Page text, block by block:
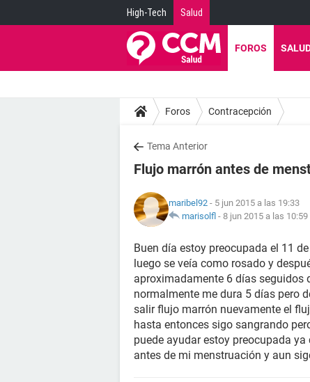
High-Tech Salud
FOROS
Foros Contracepción
Tema Anterior
Flujo marrón antes de
maribel92 - 5 jun 2015 a las 19:33
marisolfl - 8 jun 2015 a las 10:59
Buen día estoy preocupada el 11
luego se veía como rosado y
aproximadamente 6 días seguidos
normalmente me dura 5 días pero
salir flujo marrón nuevamente el
hasta entonces sigo sangrando
puede ayudar estoy preocupada
antes de mi menstruación y aun